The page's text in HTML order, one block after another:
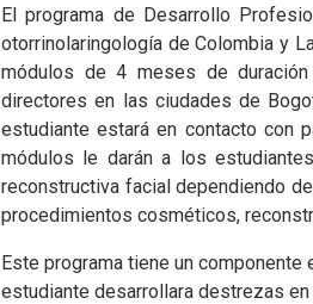
El programa de Desarrollo
otorrinolaringología de Colombia y
módulos de 4 meses de
directores en las ciudades de
estudiante estará en contacto con
módulos le darán a los
reconstructiva facial dependiendo
procedimientos cosméticos,
Este programa tiene un
estudiante desarrollara destrezas